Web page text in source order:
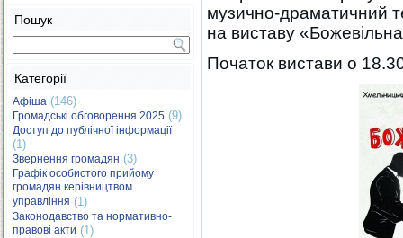
Пошук
Категорії
Афіша (146)
Громадські обговорення 2025 (9)
Доступ до публічної інформації
(1)
Звернення громадян (3)
Графік особистого прийому
громадян керівництвом
управління (1)
Законодавство та нормативно-
правові акти (1)
музично-драматичний
на виставу
Початок вистави о